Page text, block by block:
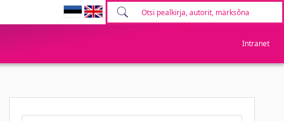
Intranet